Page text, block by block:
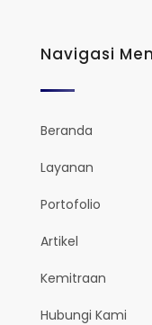
Navigasi
Beranda
Layanan
Portofolio
Artikel
Kemitraan
Hubungi Kami